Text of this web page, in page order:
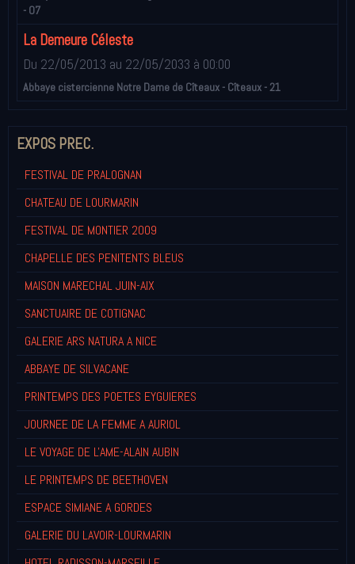
- 07
La Demeure Céleste
Du 22/05/2013 au 22/05/2033 à 00:00
Abbaye cistercienne Notre Dame de Cîteaux - Cîteaux - 21
EXPOS PREC.
FESTIVAL DE PRALOGNAN
CHATEAU DE LOURMARIN
FESTIVAL DE MONTIER 2009
CHAPELLE DES PENITENTS BLEUS
MAISON MARECHAL JUIN-AIX
SANCTUAIRE DE COTIGNAC
GALERIE ARS NATURA A NICE
ABBAYE DE SILVACANE
PRINTEMPS DES POETES EYGUIERES
JOURNEE DE LA FEMME A AURIOL
LE VOYAGE DE L'AME-ALAIN AUBIN
LE PRINTEMPS DE BEETHOVEN
ESPACE SIMIANE A GORDES
GALERIE DU LAVOIR-LOURMARIN